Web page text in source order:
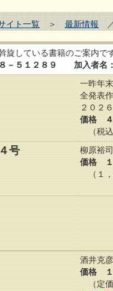
イト一覧 ＞ 最新情報
旋している書籍のご案内で
－５１２８９ 加入者名
一昨年
全発表
２０２
価格 ４
（税込
号
柳原裕
価格 １
（１，
酒井克
価格 １
（定価